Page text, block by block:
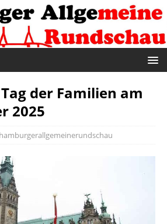
der Familien am
2025
hamburgerallgemeinerundschau